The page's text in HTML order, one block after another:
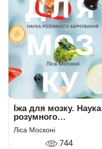
Їжа для мозку. Наука
розумного
харчування
Ліса Москоні
744